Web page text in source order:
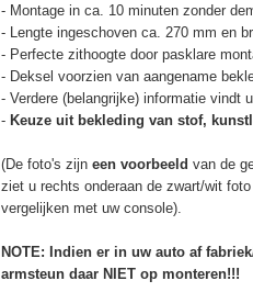
- Montage in ca. 10 minuten zonder
- Lengte ingeschoven ca. 270 mm en
- Perfecte zithoogte door pasklare
- Deksel voorzien van aangename
- Verdere (belangrijke) informatie vindt u
- Keuze uit bekleding van stof,
(De foto's zijn een voorbeeld van de
ziet u rechts onderaan de zwart/wit
vergelijken met uw console).
NOTE: Indien er in uw auto af
armsteun daar NIET op monteren!!!